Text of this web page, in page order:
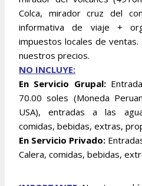
Colca, mirador cruz del
informativa de viaje +
impuestos locales de
nuestros precios.
NO INCLUYE:
En Servicio Grupal:
70.00 soles (Moneda
USA), entradas a las
comidas, bebidas, extras,
En Servicio Privado:
Calera, comidas, bebidas,